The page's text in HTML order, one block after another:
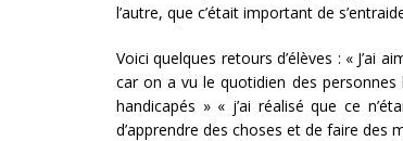
l’autre, que c’était important de
Voici quelques retours d’élèves : « J’ai
car on a vu le quotidien des personnes
handicapés » « j’ai réalisé que ce
d’apprendre des choses et de faire des